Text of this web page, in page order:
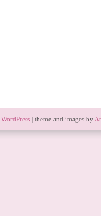
WordPress | theme and images by